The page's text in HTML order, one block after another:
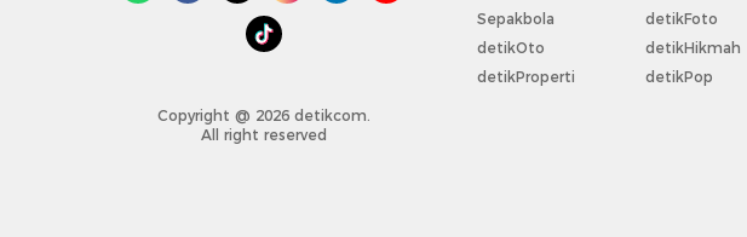
Copyright @ 2026 detikcom.
All right reserved
Sepakbola
detikOto
detikProperti
detikFoto
detikHikmah
detikPop